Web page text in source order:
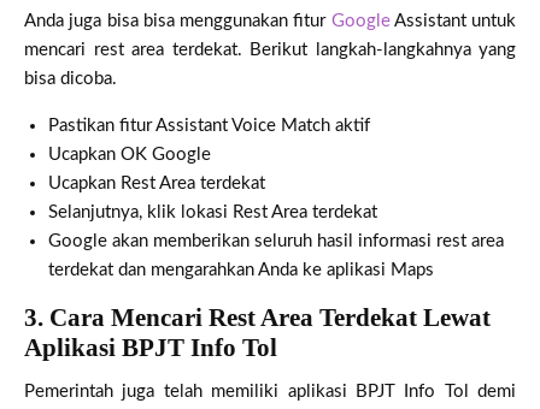
Anda juga bisa bisa menggunakan fitur GoogleAssistant untuk
mencari rest area terdekat. Berikut langkah-langkahnya yang
bisa dicoba.
Pastikan fitur Assistant Voice Match aktif
Ucapkan OK Google
Ucapkan Rest Area terdekat
Selanjutnya, klik lokasi Rest Area terdekat
Google akan memberikan seluruh hasil informasi rest area
terdekat dan mengarahkan Anda ke aplikasi Maps
3. Cara Mencari Rest Area Terdekat Lewat
Aplikasi BPJT Info Tol
Pemerintah juga telah memiliki aplikasi BPJT Info Tol demi